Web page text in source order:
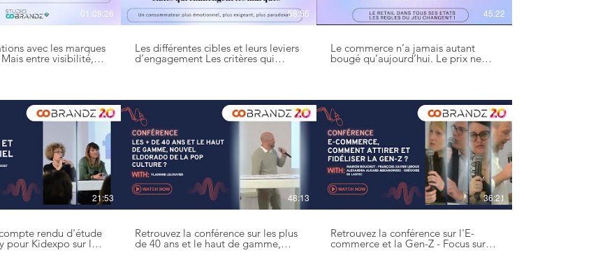
01:09:26
avec les marques
entre visibilité,
et revenus…
partenariats • Les
fonctionnent en
définis • Des
et actionnables •
#sponsoring
58:55
Les différentes cibles et leurs leviers
d’engagement Les critères qui
redéfinissent la préférence de
#cobrandz #tendances
#consommateurs
45:22
Le commerce n’a jamais autant
bougé qu’aujourd’hui. Le prix ne
suffit plus à séduire : il faut créer du
ils veulent ressentir. Pourquoi les
licences sont-elles devenues le
moteur du retail moderne ? #collab
#partenariat #experiential
#cobrandz #retail
21:53
rendu d'étude
pour Kidexpo sur les
#etude
48:13
Retrouvez la conférence sur les plus
de 40 ans et le haut de gamme,
nouvel eldorado de la Pop Culture
36:21
Retrouvez la conférence sur l'E-
commerce et la Gen-Z - Focus sur